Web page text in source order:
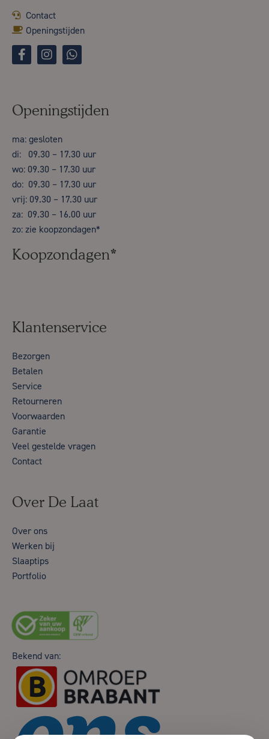
Contact
Openingstijden
Openingstijden
ma: gesloten
di: 09.30 – 17.30 uur
wo: 09.30 – 17.30 uur
do: 09.30 – 17.30 uur
vrij: 09.30 – 17.30 uur
za: 09.30 – 16.00 uur
zo: zie koopzondagen*
Koopzondagen*
Klantenservice
Bezorgen
Betalen
Service
Retourneren
Voorwaarden
Garantie
Veel gestelde vragen
Contact
Over De Laat
Over ons
Werken bij
Slaaptips
Portfolio
Bekend van: